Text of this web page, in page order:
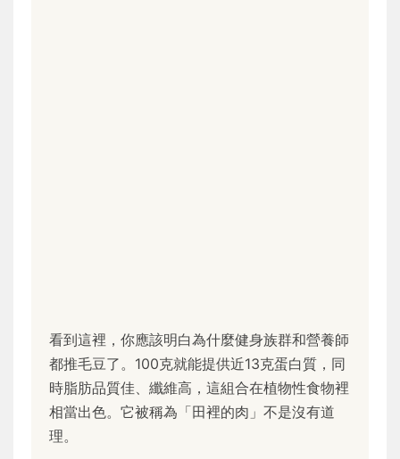
看到這裡，你應該明白為什麼健身族群和營養師
都推毛豆了。100克就能提供近13克蛋白質，同
時脂肪品質佳、纖維高，這組合在植物性食物裡
相當出色。它被稱為「田裡的肉」不是沒有道
理。